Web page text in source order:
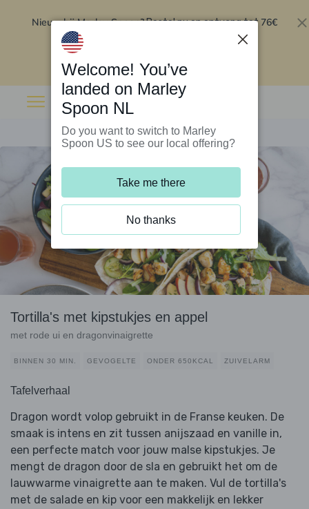
Nieuw bij Marley Spoon?Bestel nu en ontvang tot 76€
Tortilla's met kipstukjes en appel
met rode ui en dragonvinaigrette
BINNEN 30 MIN. GEVOGELTE ONDER 650KCAL ZUIVELARM
Tafelverhaal
Dragon wordt volop gebruikt in de Franse keuken. De
smaak is intens en zit tussen anijszaad en vanille in,
een perfecte match voor jouw malse kipstukjes. Je
mengt de dragon door de sla en gebruikt het om de
lauwwarme vinaigrette aan te maken. Vul de tortilla's
met de salade en kip voor een makkelijk en lekker
Welcome! You’ve
landed on Marley
Spoon NL
Do you want to switch to Marley
Spoon US to see our local offering?
Take me there
No thanks